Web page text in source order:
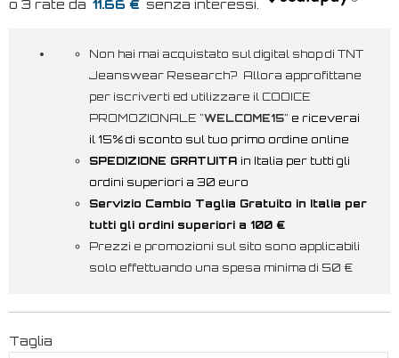
11.66 €
Non hai mai acquistato sul digital shop di TNT
Jeanswear Research? Allora approfittane
per iscriverti ed utilizzare il CODICE
PROMOZIONALE "WELCOME15" e riceverai
il 15% di sconto sul tuo primo ordine online
SPEDIZIONE GRATUITA in Italia per tutti gli
ordini superiori a 30 euro
Servizio Cambio Taglia Gratuito in Italia per
tutti gli ordini superiori a 100 €
Prezzi e promozioni sul sito sono applicabili
solo effettuando una spesa minima di 50 €
Taglia